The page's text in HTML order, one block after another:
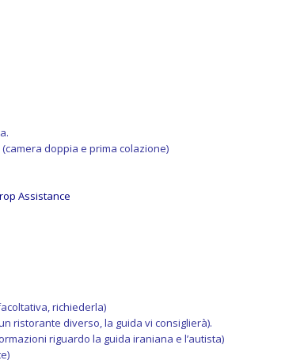
(camera doppia e prima colazione)
Assistance
richiederla)
ristorante diverso, la guida vi consiglierà).
riguardo la guida iraniana e l’autista)